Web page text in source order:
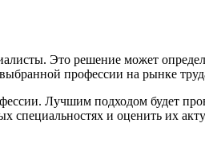
Это решение может
профессии на рынке
Лучшим подходом будет
специальностях и оценить их